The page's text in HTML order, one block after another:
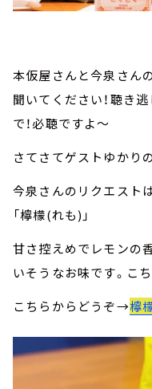
本仮屋さんと今泉さん
聞いてください！聴き
で！必聴ですよ～
さてさてゲストゆかり
今泉さんのリクエスト
「檸檬(れも)」
甘さ控えめでレモンの
いそうなお味です。こ
こちらからどうぞ→檸